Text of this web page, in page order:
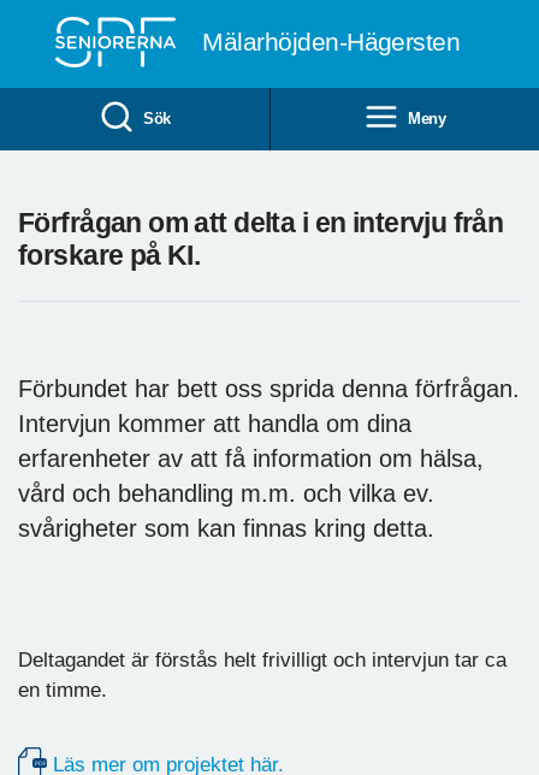
Mälarhöjden-Hägersten
Sök Meny
Förfrågan om att delta i en intervju från
forskare på KI.
Förbundet har bett oss sprida denna förfrågan.
Intervjun kommer att handla om dina
erfarenheter av att få information om hälsa,
vård och behandling m.m. och vilka ev.
svårigheter som kan finnas kring detta.
Deltagandet är förstås helt frivilligt och intervjun tar ca
en timme.
Läs mer om projektet här.